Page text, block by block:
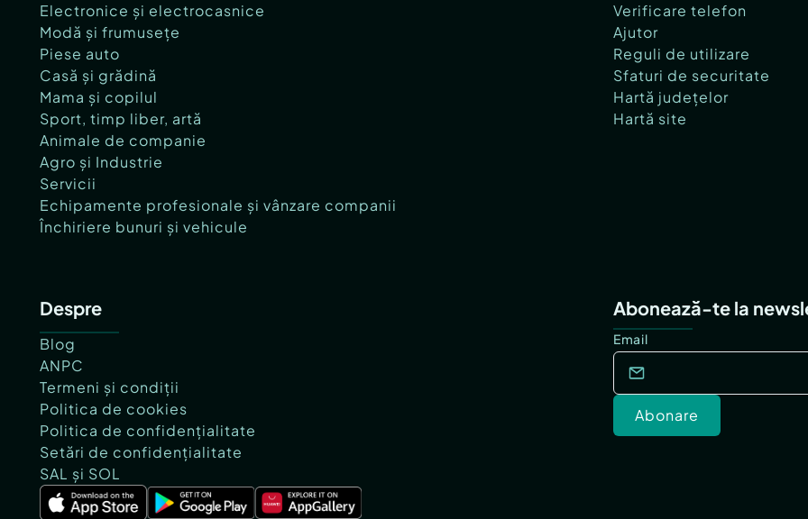
Electronice și electrocasnice
Modă și frumusețe
Piese auto
Casă și grădină
Mama și copilul
Sport, timp liber, artă
Animale de companie
Agro și Industrie
Servicii
Echipamente profesionale și vânzare companii
Închiriere bunuri și vehicule
Verificare telefon
Ajutor
Reguli de utilizare
Sfaturi de securitate
Hartă județelor
Hartă site
Despre
Blog
ANPC
Termeni și condiții
Politica de cookies
Politica de confidențialitate
Setări de confidențialitate
SAL și SOL
Abonează-te la
Email
Abonare